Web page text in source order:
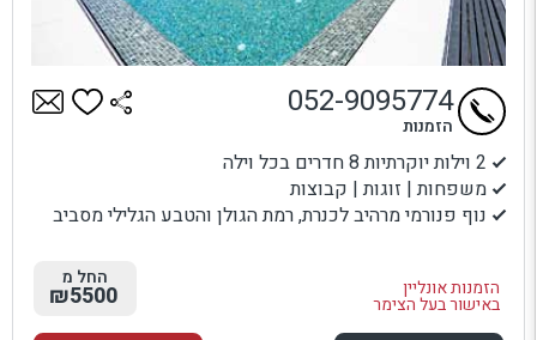
2 וילות יוקרתיות 8 חדרים בכל וילה
משפחות | זוגות | קבוצות
נוף פנורמי מרהיב לכנרת, רמת הגולן והטבע הגלילי מסביב
הזמנות אונליין
באישור בעל הצימר
052-9095774
הזמנות
החל מ
₪5500